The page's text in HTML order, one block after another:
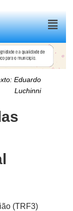
Menu
Eduardo
Luchinni
(TRF3)